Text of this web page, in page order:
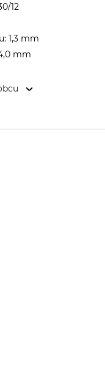
12
1,3 mm
mm